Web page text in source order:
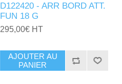
D122420 - ARR BORD ATT.
FUN 18 G
295,00€ HT
AJOUTER AU
PANIER